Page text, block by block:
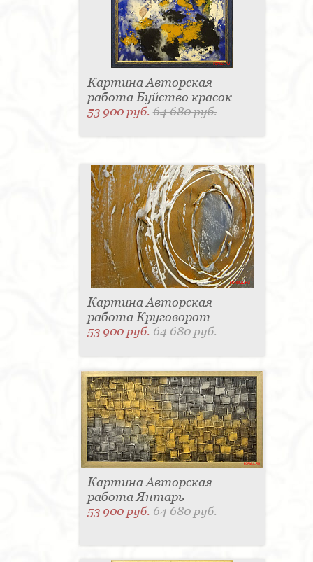
Картина Авторская
работа Буйство красок
53 900 руб.64 680 руб.
Картина Авторская
работа Круговорот
53 900 руб.64 680 руб.
Картина Авторская
работа Янтарь
53 900 руб.64 680 руб.